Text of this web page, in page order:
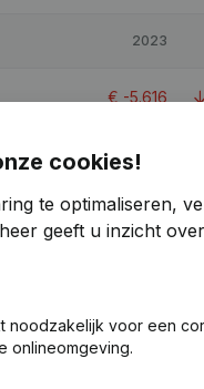
2023
€ -5.616
€18.319
€79.411
cookies!
te optimaliseren,
geeft u inzicht
noodzakelijk voor een
onlineomgeving.